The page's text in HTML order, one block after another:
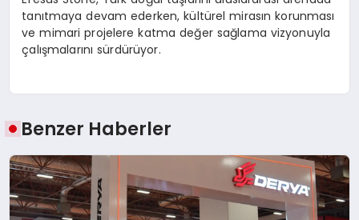
tanıtmaya devam ederken, kültürel mirasın korunması
ve mimari projelere katma değer sağlama vizyonuyla
çalışmalarını sürdürüyor.
Benzer Haberler